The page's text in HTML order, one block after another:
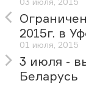
2015г. в
01 июля, 2015
3 июля -
Беларусь